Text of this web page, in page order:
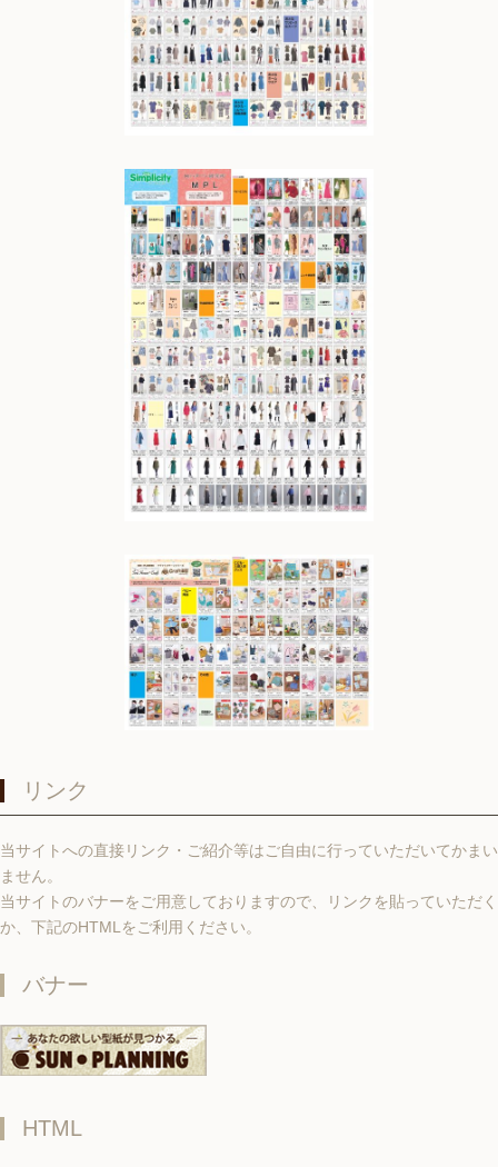
リンク
当サイトへの直接リンク・ご紹介等はご自由に行っていただいてかまい
ません。
当サイトのバナーをご用意しておりますので、リンクを貼っていただく
か、下記のHTMLをご利用ください。
バナー
HTML